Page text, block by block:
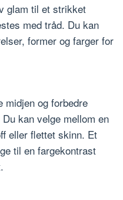
glam til et strikket
med tråd. Du kan
former og farger for
midjen og forbedre
kan velge mellom en
eller flettet skinn. Et
til en fargekontrast